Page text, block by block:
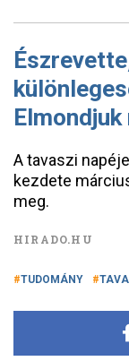
A tavaszi
kezdete
meg.
HIRADO.HU
TUDOMÁNY